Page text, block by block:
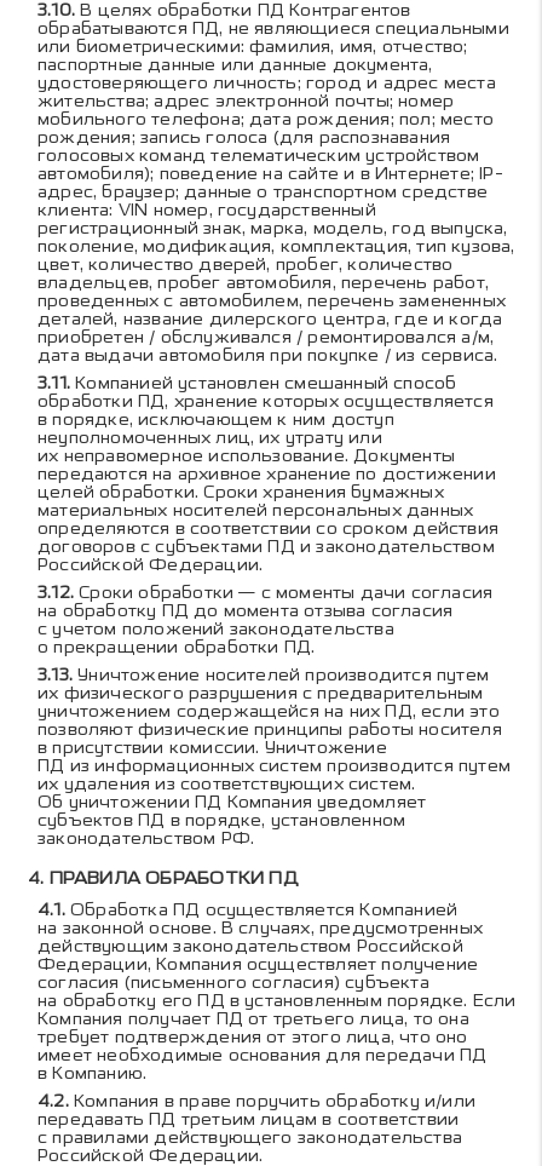
В целях обработки ПД Контрагентов
обрабатываются ПД, не являющиеся специальными
или биометрическими: фамилия, имя, отчество;
паспортные данные или данные документа,
удостоверяющего личность; город и адрес места
жительства; адрес электронной почты; номер
мобильного телефона; дата рождения; пол; место
рождения; запись голоса (для распознавания
голосовых команд телематическим устройством
автомобиля); поведение на сайте и в Интернете; IP-
адрес, браузер; данные о транспортном средстве
клиента: VIN номер, государственный
регистрационный знак, марка, модель, год выпуска,
поколение, модификация, комплектация, тип кузова,
цвет, количество дверей, пробег, количество
владельцев, пробег автомобиля, перечень работ,
проведенных с автомобилем, перечень замененных
деталей, название дилерского центра, где и когда
приобретен / обслуживался / ремонтировался а/м,
дата выдачи автомобиля при покупке / из сервиса.
Компанией установлен смешанный способ
обработки ПД, хранение которых осуществляется
в порядке, исключающем к ним доступ
неуполномоченных лиц, их утрату или
их неправомерное использование. Документы
передаются на архивное хранение по достижении
целей обработки. Сроки хранения бумажных
материальных носителей персональных данных
определяются в соответствии со сроком действия
договоров с субъектами ПД и законодательством
Российской Федерации.
Сроки обработки — с моменты дачи согласия
на обработку ПД до момента отзыва согласия
с учетом положений законодательства
о прекращении обработки ПД.
Уничтожение носителей производится путем
их физического разрушения с предварительным
уничтожением содержащейся на них ПД, если это
позволяют физические принципы работы носителя
в присутствии комиссии. Уничтожение
ПД из информационных систем производится путем
их удаления из соответствующих систем.
Об уничтожении ПД Компания уведомляет
субъектов ПД в порядке, установленном
законодательством РФ.
ПРАВИЛА ОБРАБОТКИ ПД
Обработка ПД осуществляется Компанией
на законной основе. В случаях, предусмотренных
действующим законодательством Российской
Федерации, Компания осуществляет получение
согласия (письменного согласия) субъекта
на обработку его ПД в установленным порядке. Если
Компания получает ПД от третьего лица, то она
требует подтверждения от этого лица, что оно
имеет необходимые основания для передачи ПД
в Компанию.
Компания в праве поручить обработку и/или
передавать ПД третьим лицам в соответствии
с правилами действующего законодательства
Российской Федерации.